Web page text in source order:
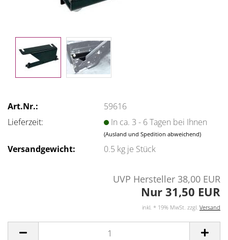
Art.Nr.:
59616
Lieferzeit:
In ca. 3 - 6 Tagen bei Ihnen
(Ausland und Spedition abweichend)
Versandgewicht: 0.5 kg je Stück
UVP Hersteller 38,00 EUR
Nur 31,50 EUR
inkl. * 19% MwSt. zzgl. Versand